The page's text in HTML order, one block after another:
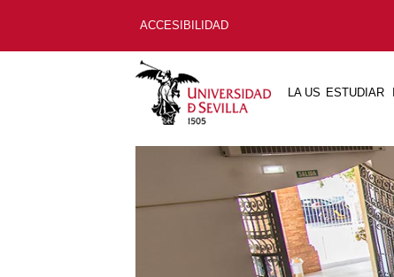
ACCESIBILIDAD
LA US ESTUDIAR